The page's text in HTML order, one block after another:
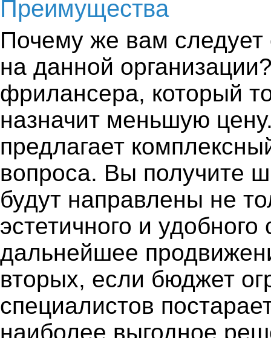
Преимущества
Почему же вам
на данной
фрилансера, который
назначит меньшую
предлагает
вопроса. Вы получите
будут направлены не
эстетичного и
дальнейшее
вторых, если бюджет
специалистов
наиболее выгодное